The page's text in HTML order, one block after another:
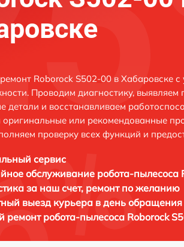
Roborock S502-00 в Хабаровске с
Проводим диагностику,
детали и восстанавливаем
или рекомендованные
проверку всех функций и
сервис
обслуживание робота-пылесоса
за наш счет, ремонт по желанию
выезд курьера в день обращения
ремонт робота-пылесоса Roborock